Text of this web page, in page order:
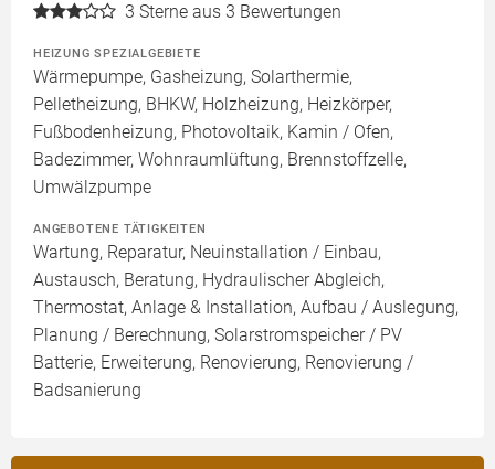
3 Sterne aus 3 Bewertungen
HEIZUNG SPEZIALGEBIETE
Wärmepumpe, Gasheizung, Solarthermie,
Pelletheizung, BHKW, Holzheizung, Heizkörper,
Fußbodenheizung, Photovoltaik, Kamin / Ofen,
Badezimmer, Wohnraumlüftung, Brennstoffzelle,
Umwälzpumpe
ANGEBOTENE TÄTIGKEITEN
Wartung, Reparatur, Neuinstallation / Einbau,
Austausch, Beratung, Hydraulischer Abgleich,
Thermostat, Anlage & Installation, Aufbau / Auslegung,
Planung / Berechnung, Solarstromspeicher / PV
Batterie, Erweiterung, Renovierung, Renovierung /
Badsanierung